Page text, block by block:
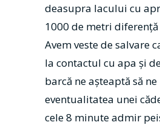
deasupra lacului cu
1000 de metri diferenţă
Avem veste de salvare
la contactul cu apa şi
barcă ne aşteaptă să
eventualitatea unei
cele 8 minute admir